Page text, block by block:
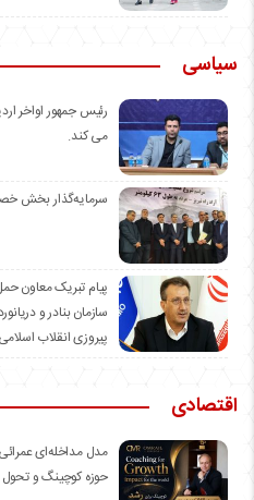
سیاسی
رئیس جمهور اواخر
می کند.
سرمایه‌گذار بخش
️پیام تبریک معاون
سازمان بنادر و
پیروزی انقلاب اسلامی
اقتصادی
حوزه کوچینگ و